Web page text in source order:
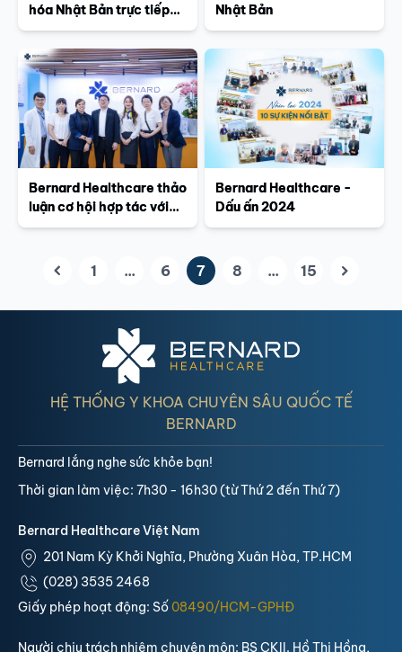
hóa Nhật Bản trực tiếp
giám sát chất lượng nội
soi tiêu hóa tại Bernard
Healthcare
Nhật Bản
Bernard Healthcare thảo
luận cơ hội hợp tác với
Bệnh viện nghiên cứu
Bản), phát triển du lịch y
Bernard Healthcare -
Dấu ấn 2024
1 ... 6 7(current)
8 ... 15
HỆ THỐNG Y KHOA CHUYÊN SÂU QUỐC TẾ
BERNARD
Bernard Healthcare Việt Nam
201 Nam Kỳ Khởi Nghĩa, Phường Xuân Hòa, TP.HCM
(028) 3535 2468
Giấy phép hoạt động: Số08490/HCM-GPHĐ
Người chịu trách nhiệm chuyên môn: BS CKII. Hồ Thị Hồng,
Bernard lắng nghe sức khỏe bạn!
Thời gian làm việc: 7h30 - 16h30 (từ Thứ 2 đến Thứ 7)